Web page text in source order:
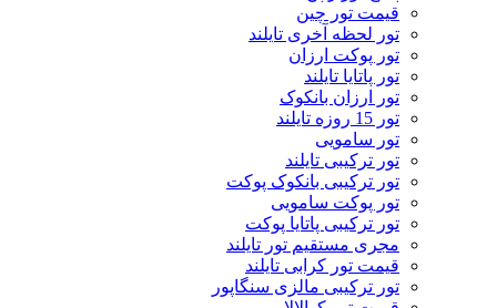
قیمت تور چین
تور لحظه آخری تایلند
تور پوکت ارزان
تور پاتايا تايلند
تور ارزان بانکوک
تور 15 روزه تایلند
تور سامویی
تور ترکیبی تایلند
تور ترکیبی بانکوک پوکت
تور پوکت سامویی
تور ترکیبی پاتایا پوکت
مجری مستقیم تور تایلند
قیمت تور کرابی تایلند
تور ترکیبی مالزی سنگاپور